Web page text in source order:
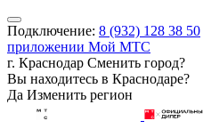
Подключение: 8 (932) 128 38 50
приложении Мой МТС
г. Краснодар Сменить город?
Вы находитесь в Краснодаре?
Да Изменить регион